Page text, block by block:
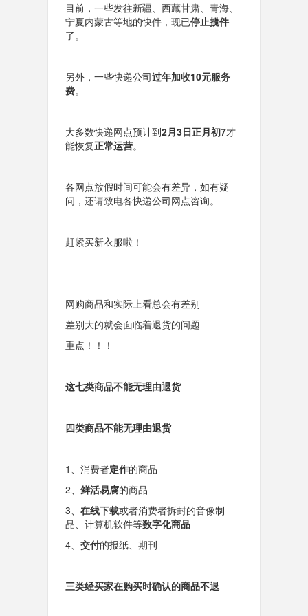
目前，一些发往新疆、西藏甘肃、青海、
宁夏内蒙古等地的快件，现已停止揽件
了。
另外，一些快递公司过年加收10元服务
费。
大多数快递网点预计到2月3日正月初7才
能恢复正常运营。
各网点放假时间可能会有差异，如有疑
问，还请致电各快递公司网点咨询。
赶紧买新衣服啦！
网购商品和实际上看总会有差别
差别大的就会面临着退货的问题
重点！！！
这七类商品不能无理由退货
四类商品不能无理由退货
1、消费者定作的商品
2、 鲜活易腐的商品
3、 在线下载或者消费者拆封的音像制
品、计算机软件等数字化商品
4、 交付的报纸、期刊
三类经买家在购买时确认的商品不退